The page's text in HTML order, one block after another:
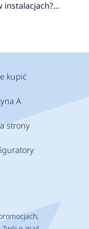
instalacjach?
kupić
A
strony